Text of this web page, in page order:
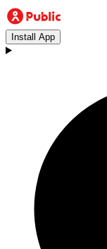
Install App